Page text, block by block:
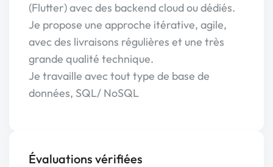
(Flutter) avec des backend cloud ou dédiés.
Je propose une approche itérative, agile,
avec des livraisons régulières et une très
grande qualité technique.
Je travaille avec tout type de base de
données, SQL/ NoSQL
Évaluations vérifiées